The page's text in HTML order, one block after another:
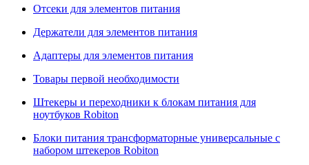
Отсеки для элементов питания
Держатели для элементов питания
Адаптеры для элементов питания
Товары первой необходимости
Штекеры и переходники к блокам питания для
ноутбуков Robiton
Блоки питания трансформаторные универсальные с
набором штекеров Robiton